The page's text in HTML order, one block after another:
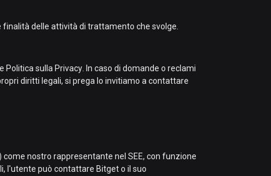
delle attività di trattamento che svolge.
sulla Privacy. In caso di domande o reclami
diritti legali, si prega lo invitiamo a contattare
come nostro rappresentante nel SEE, con funzione
l'utente può contattare Bitget o il suo